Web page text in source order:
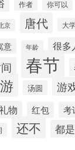
作者 你可以
京 唐代 大
意 年龄 很多
春节
汤圆 游
物 红包 考
还不 都是